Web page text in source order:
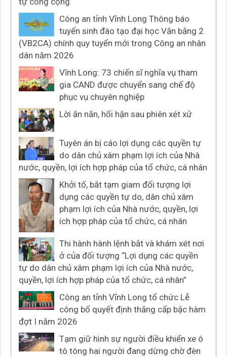
Công an tỉnh Vĩnh Long Thông báo
tuyển sinh đào tạo đại học Văn bằng 2
(VB2CA) chính quy tuyển mới trong Công an nhân
dân năm 2026
Vĩnh Long: 73 chiến sĩ nghĩa vụ tham
gia CAND được chuyển sang chế độ
phục vụ chuyên nghiệp
Lời ăn năn, hối hận sau phiên xét xử
Tuyên án bị cáo lợi dụng các quyền tự
do dân chủ xâm phạm lợi ích của Nhà
nước, quyền, lợi ích hợp pháp của tổ chức, cá nhân
Khởi tố, bắt tạm giam đối tượng lợi
dụng các quyền tự do, dân chủ xâm
phạm lợi ích của Nhà nước, quyền, lợi
ích hợp pháp của tổ chức, cá nhân
Thi hành hành lệnh bắt và khám xét nơi
ở của đối tượng “Lợi dụng các quyền
tự do dân chủ xâm phạm lợi ích của Nhà nước,
quyền, lợi ích hợp pháp của tổ chức, cá nhân”
Công an tỉnh Vĩnh Long tổ chức Lễ
công bố quyết định thăng cấp bậc hàm
đợt I năm 2026
Tạm giữ hình sự người điều khiển xe ô
tô tông hai người đang dừng chờ đèn